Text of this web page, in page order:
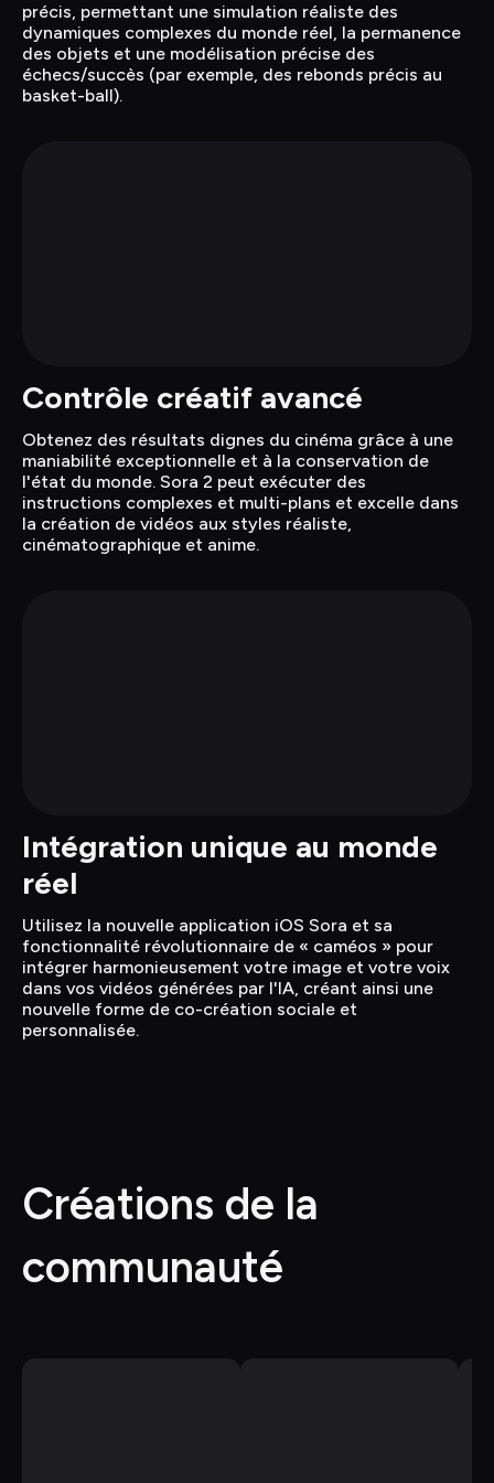
précis, permettant une simulation réaliste des
dynamiques complexes du monde réel, la permanence
des objets et une modélisation précise des
échecs/succès (par exemple, des rebonds précis au
basket-ball).
Contrôle créatif avancé
Obtenez des résultats dignes du cinéma grâce à une
maniabilité exceptionnelle et à la conservation de
l'état du monde. Sora 2 peut exécuter des
instructions complexes et multi-plans et excelle dans
la création de vidéos aux styles réaliste,
cinématographique et anime.
Intégration unique au monde
réel
Utilisez la nouvelle application iOS Sora et sa
fonctionnalité révolutionnaire de « caméos » pour
intégrer harmonieusement votre image et votre voix
dans vos vidéos générées par l'IA, créant ainsi une
nouvelle forme de co-création sociale et
personnalisée.
Créations de la
communauté